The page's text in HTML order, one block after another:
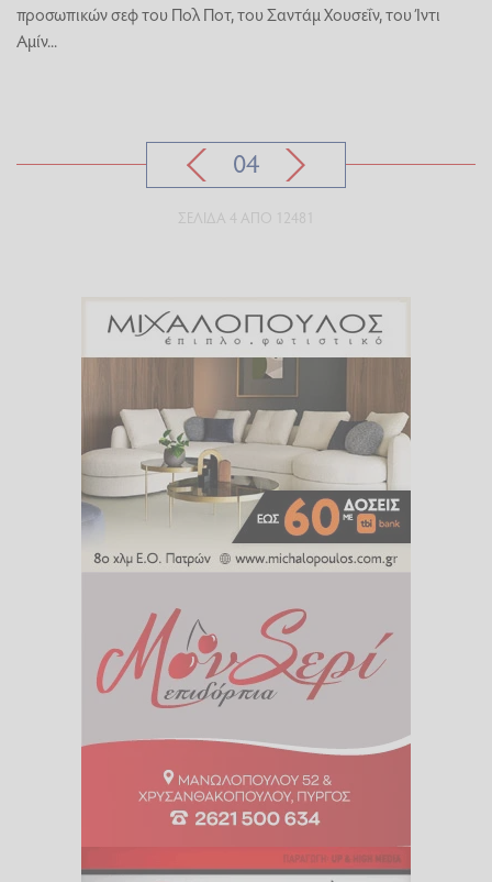
προσωπικών σεφ του Πολ Ποτ, του Σαντάμ Χουσεΐν, του Ίντι
Αμίν...
04
ΣΕΛΊΔΑ 4 ΑΠΌ 12481